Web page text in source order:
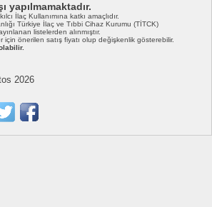
yapılmamaktadır.
İlaç Kullanımına katkı amaçlıdır.
Türkiye İlaç ve Tıbbi Cihaz Kurumu (TİTCK)
listelerden alınmıştır.
için önerilen satış fiyatı olup değişkenlik gösterebilir.
2026